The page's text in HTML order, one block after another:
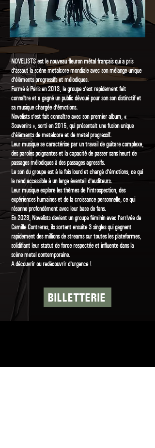
NOVELISTS est le nouveau fleuron métal français qui a pris
d'assaut la scène metalcore mondiale avec son mélange unique
d'éléments progressifs et mélodiques.
Formé à Paris en 2013, le groupe s'est rapidement fait
connaître et a gagné un public dévoué pour son son distinctif et
sa musique chargée d'émotions.
Novelists s'est fait connaître avec son premier album, «
Souvenirs », sorti en 2015, qui présentait une fusion unique
d'éléments de metalcore et de metal progressif.
Leur musique se caractérise par un travail de guitare complexe,
des paroles poignantes et la capacité de passer sans heurt de
passages mélodiques à des passages agressifs.
Le son du groupe est à la fois lourd et chargé d'émotions, ce qui
le rend accessible à un large éventail d'auditeurs.
Leur musique explore les thèmes de l'introspection, des
expériences humaines et de la croissance personnelle, ce qui
résonne profondément avec leur base de fans.
En 2023, Novelists devient un groupe féminin avec l'arrivée de
Camille Contreras, ils sortent ensuite 3 singles qui gagnent
rapidement des millions de streams sur toutes les plateformes,
solidifiant leur statut de force respectée et influente dans la
scène metal contemporaine.
A découvrir ou redécouvrir d'urgence !
BILLETTERIE